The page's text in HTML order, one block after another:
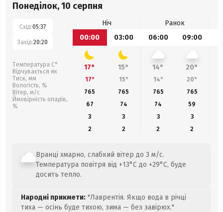
Понеділок, 10 серпня
Схід:05:37
Захід:20:20
Температура С°
Відчувається як
Тиск, мм
Вологість, %
Вітер, м/с
Ймовірність опадів,
%
Ніч
Ранок
00:00
03:00 06:00 09:00
17° 15° 14° 20°
17° 15° 14° 20°
765
765 765 765
67
74 74 59
3
3 3
3
2
2 2 2
Вранці хмарно, слабкий вітер до 3 м/с.
Температура повітря від +13°C до +29°C, буде
досить тепло.
Народні прикмети: "Лаврентія. Якщо вода в річці
тиха — осінь буде тихою, зима — без завірюх."